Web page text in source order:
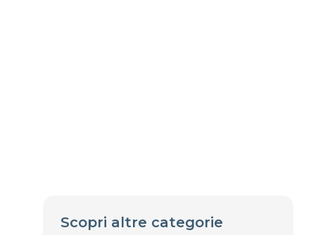
Scopri altre categorie